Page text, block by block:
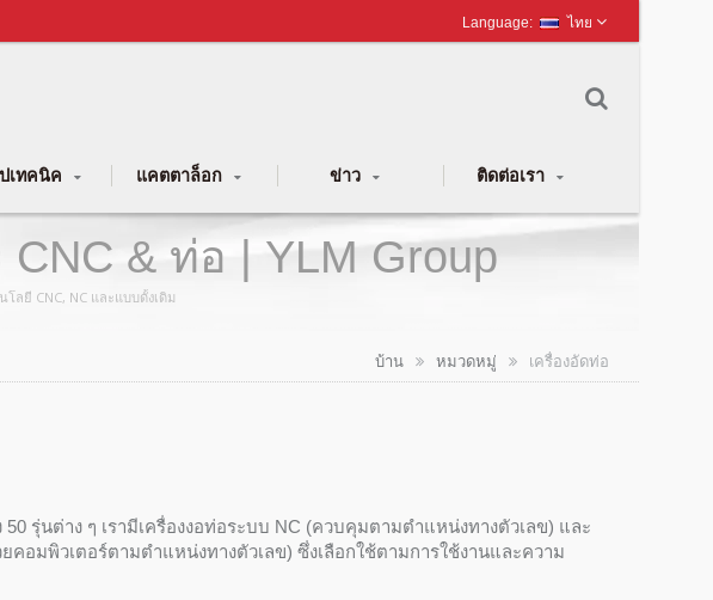
ไทย
เทคนิค แคตตาล็อก ข่าว ติดต่อเรา
& ท่อ | YLM Group
ลยี CNC, NC และแบบดั้งเดิม
บ้าน หมวดหมู่ เครื่องอัดท่อ
50 รุ่นต่าง ๆ เรามีเครื่องงอท่อระบบ NC (ควบคุมตามตำแหน่งทางตัวเลข) และ
คอมพิวเตอร์ตามตำแหน่งทางตัวเลข) ซึ่งเลือกใช้ตามการใช้งานและความ